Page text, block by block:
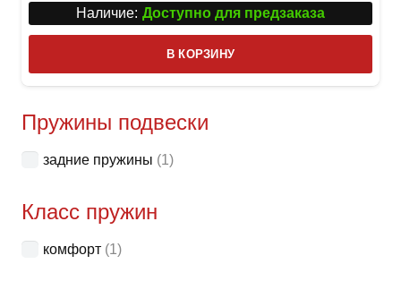
Наличие: Доступно для предзаказа
В КОРЗИНУ
Пружины подвески
задние пружины (1)
Класс пружин
комфорт (1)